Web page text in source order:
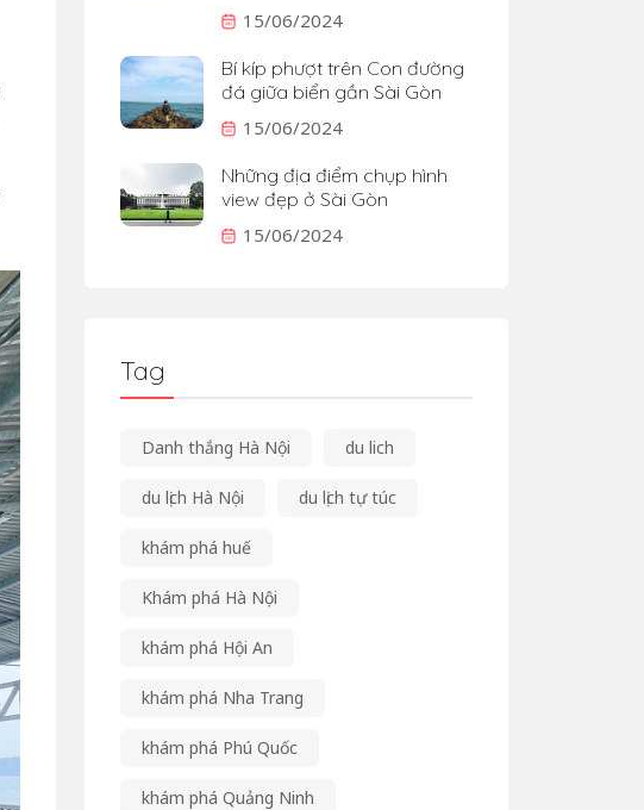
15/06/2024
Bí kíp phượt trên Con đường
đá giữa biển gần Sài Gòn
15/06/2024
Những địa điểm chụp hình
view đẹp ở Sài Gòn
15/06/2024
Tag
Danh thắng Hà Nội du lich
du lịch Hà Nội du lịch tự túc
khám phá huế
Khám phá Hà Nội
khám phá Hội An
khám phá Nha Trang
khám phá Phú Quốc
khám phá Quảng Ninh